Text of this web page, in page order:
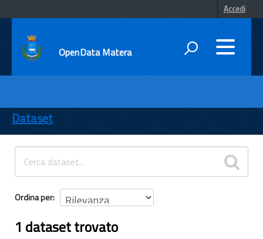
Accedi
OpenData Matera
ENTI
TEMI
INFORMAZIONI
Dataset
Ordina per
1 dataset trovato